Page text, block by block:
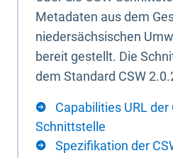
Metadaten aus dem
niedersächsischen
bereit gestellt. Die
dem Standard CSW
Capabilities URL der
Schnittstelle
Spezifikation der